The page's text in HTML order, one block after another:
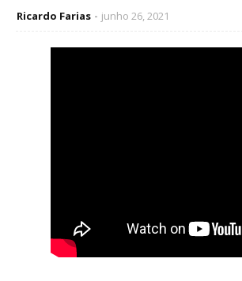
Ricardo Farias junho 26, 2021